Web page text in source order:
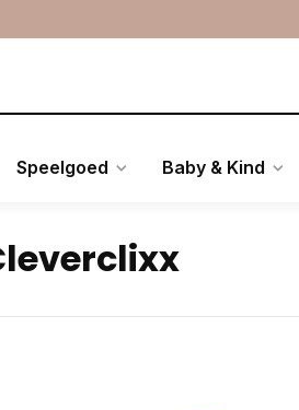
Speelgoed Baby & Kind